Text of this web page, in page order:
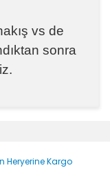
vs de
sonra